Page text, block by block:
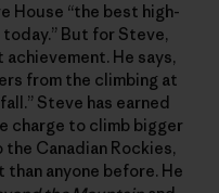
House “the best high-
But for Steve,
He says,
from the climbing at
Steve has earned
charge to climb bigger
the Canadian Rockies,
anyone before. He